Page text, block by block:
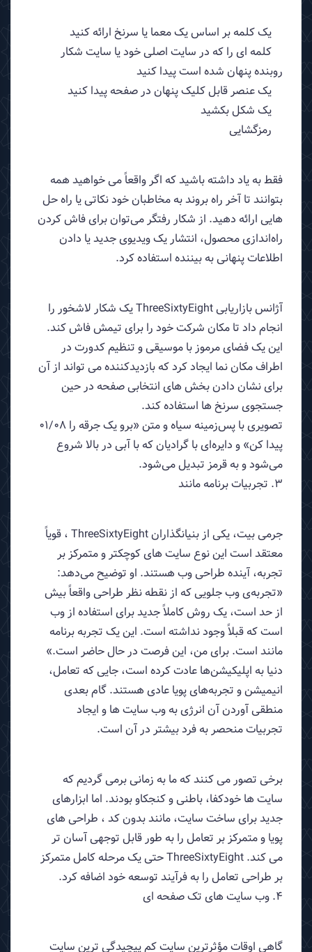
یک کلمه بر اساس یک معما یا سرنخ ارائه کنید
کلمه ای را که در سایت اصلی خود یا سایت شکار
روبنده پنهان شده است پیدا کنید
یک عنصر قابل کلیک پنهان در صفحه پیدا کنید
یک شکل بکشید
رمزگشایی
فقط به یاد داشته باشید که اگر واقعاً می خواهید همه
بتوانند تا آخر راه بروند به مخاطبان خود نکاتی یا راه حل
هایی ارائه دهید. از شکار رفتگر می‌توان برای فاش کردن
راه‌اندازی محصول، انتشار یک ویدیوی جدید یا دادن
اطلاعات پنهانی به بیننده استفاده کرد.
آژانس بازاریابی ThreeSixtyEight یک شکار لاشخور را
انجام داد تا مکان شرکت خود را برای تیمش فاش کند.
این یک فضای مرموز با موسیقی و تنظیم کدورت در
اطراف مکان نما ایجاد کرد که بازدیدکننده می تواند از آن
برای نشان دادن بخش های انتخابی صفحه در حین
جستجوی سرنخ ها استفاده کند.
تصویری با پس‌زمینه سیاه و متن «برو یک جرقه را 01/08
پیدا کن» و دایره‌ای با گرادیان که با آبی در بالا شروع
می‌شود و به قرمز تبدیل می‌شود.
3. تجربیات برنامه مانند
جرمی بیت، یکی از بنیانگذاران ThreeSixtyEight ، قویاً
معتقد است این نوع سایت های کوچکتر و متمرکز بر
تجربه، آینده طراحی وب هستند. او توضیح می‌دهد:
«تجربه‌ی وب جلویی که از نقطه نظر طراحی واقعاً بیش
از حد است، یک روش کاملاً جدید برای استفاده از وب
است که قبلاً وجود نداشته است. این یک تجربه برنامه
مانند است. برای من، این فرصت در حال حاضر است.»
دنیا به اپلیکیشن‌ها عادت کرده است، جایی که تعامل،
انیمیشن و تجربه‌های پویا عادی هستند. گام بعدی
منطقی آوردن آن انرژی به وب سایت ها و ایجاد
تجربیات منحصر به فرد بیشتر در آن است.
برخی تصور می کنند که ما به زمانی برمی گردیم که
سایت ها خودکفا، باطنی و کنجکاو بودند. اما ابزارهای
جدید برای ساخت سایت، مانند بدون کد ، طراحی های
پویا و متمرکز بر تعامل را به طور قابل توجهی آسان تر
می کند. ThreeSixtyEight حتی یک مرحله کامل متمرکز
بر طراحی تعامل را به فرآیند توسعه خود اضافه کرد.
4. وب سایت های تک صفحه ای
گاهی اوقات مؤثرترین سایت کم پیچیدگی ترین سایت